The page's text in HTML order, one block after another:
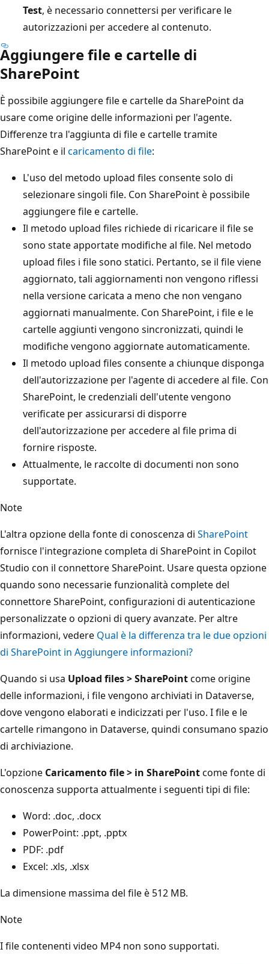
Test, è necessario connettersi per verificare le
autorizzazioni per accedere al contenuto.
Aggiungere file e cartelle di
SharePoint
È possibile aggiungere file e cartelle da SharePoint da
usare come origine delle informazioni per l'agente.
Differenze tra l'aggiunta di file e cartelle tramite
SharePoint e il caricamento di file:
L'uso del metodo upload files consente solo di
selezionare singoli file. Con SharePoint è possibile
aggiungere file e cartelle.
Il metodo upload files richiede di ricaricare il file se
sono state apportate modifiche al file. Nel metodo
upload files i file sono statici. Pertanto, se il file viene
aggiornato, tali aggiornamenti non vengono riflessi
nella versione caricata a meno che non vengano
aggiornati manualmente. Con SharePoint, i file e le
cartelle aggiunti vengono sincronizzati, quindi le
modifiche vengono aggiornate automaticamente.
Il metodo upload files consente a chiunque disponga
dell'autorizzazione per l'agente di accedere al file. Con
SharePoint, le credenziali dell'utente vengono
verificate per assicurarsi di disporre
dell'autorizzazione per accedere al file prima di
fornire risposte.
Attualmente, le raccolte di documenti non sono
supportate.
Note
L'altra opzione della fonte di conoscenza di SharePoint
fornisce l'integrazione completa di SharePoint in Copilot
Studio con il connettore SharePoint. Usare questa opzione
quando sono necessarie funzionalità complete del
connettore SharePoint, configurazioni di autenticazione
personalizzate o opzioni di query avanzate. Per altre
informazioni, vedere Qual è la differenza tra le due opzioni
di SharePoint in Aggiungere informazioni?
Quando si usa Upload files > SharePointcome origine
delle informazioni, i file vengono archiviati in Dataverse,
dove vengono elaborati e indicizzati per l'uso. I file e le
cartelle rimangono in Dataverse, quindi consumano spazio
di archiviazione.
L'opzione Caricamento file > in SharePointcome fonte di
conoscenza supporta attualmente i seguenti tipi di file:
Word: .doc, .docx
PowerPoint: .ppt, .pptx
PDF: .pdf
Excel: .xls, .xlsx
La dimensione massima del file è 512 MB.
Note
I file contenenti video MP4 non sono supportati.